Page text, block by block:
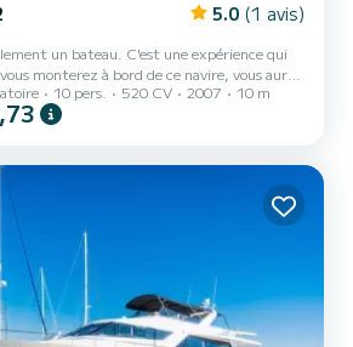
5.0 (1 avis)
un bateau. C'est une expérience qui
histoires à raconter. Des excursions
portugaise aux couchers de soleil
à votre goût à bord de notre Katerina
soucis. Commandez notre...
10 pers. 520 CV 2007 10 m